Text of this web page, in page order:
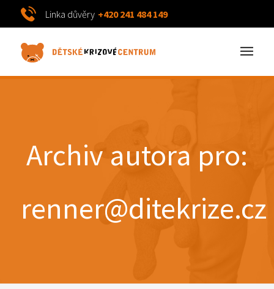
Linka důvěry +420 241 484 149
Archiv autora pro:
renner@ditekrize.cz